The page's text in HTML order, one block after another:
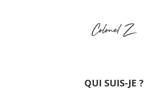
QUI SUIS-JE ?